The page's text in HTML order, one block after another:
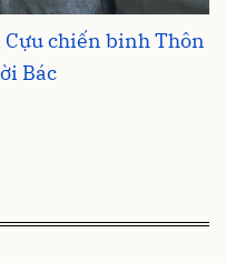
Cựu chiến binh Thôn
Bác